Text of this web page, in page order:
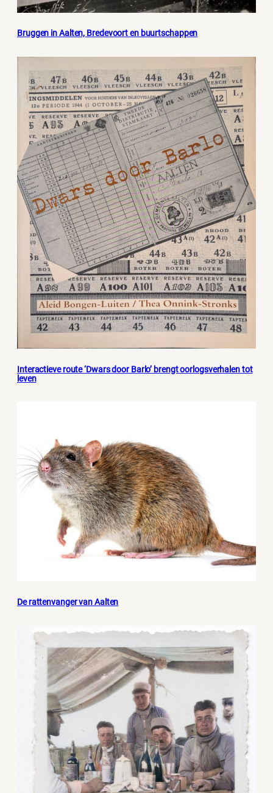
Bruggen in Aalten, Bredevoort en buurtschappen
Interactieve route ‘Dwars door Barlo’ brengt oorlogsverhalen tot
leven
De rattenvanger van Aalten